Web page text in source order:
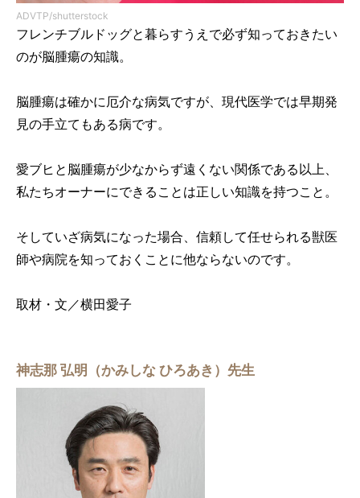
ADVTP/shutterstock
フレンチブルドッグと暮らすうえで必ず知っておきたい
のが脳腫瘍の知識。
脳腫瘍は確かに厄介な病気ですが、現代医学では早期発
見の手立てもある病です。
愛ブヒと脳腫瘍が少なからず遠くない関係である以上、
私たちオーナーにできることは正しい知識を持つこと。
そしていざ病気になった場合、信頼して任せられる獣医
師や病院を知っておくことに他ならないのです。
取材・文／横田愛子
神志那 弘明（かみしな ひろあき）先生